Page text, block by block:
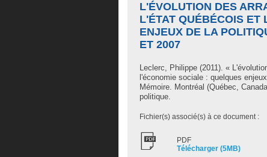
L'ÉVOLUTION DES
L'ÉTAT QUÉBÉCOIS ET
ENJEUX DE LA
ET 2007
Leclerc, Philippe (2011). «
l'économie sociale : quelques
Mémoire. Montréal (Québec,
politique.
Fichier(s) associé(s) à ce document :
PDF
Télécharger (5MB)